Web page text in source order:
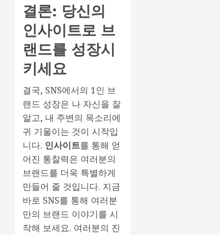
결론: 당신의
인사이트로 브
랜드를 성장시
키세요
결국, SNS에서의 1인 브
랜드 성장은 나 자신을 잘
알고, 내 주변의 목소리에
귀 기울이는 것이 시작입
니다. 인사이트를 통해 얻
어진 통찰력은 여러분의
브랜드를 더욱 특별하게
만들어 줄 것입니다. 지금
바로 SNS를 통해 여러분
만의 브랜드 이야기를 시
작해 보세요. 여러분의 진